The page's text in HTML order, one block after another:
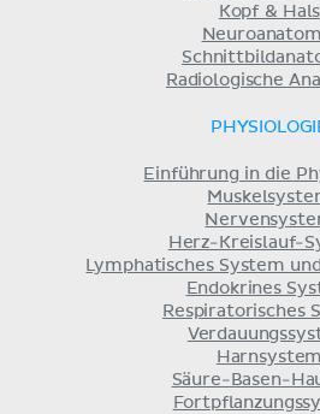
Kopf & Hals
Radiologische
Einführung in die
Herz-Kreislauf-
Lymphatisches System
Endokrines
Respiratorisches
Harnsystem
Säure-Basen-